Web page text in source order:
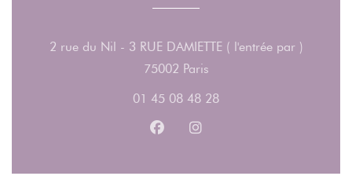
2 rue du Nil - 3 RUE DAMIETTE ( l'entrée par )
75002 Paris((ανοίγει σε νέο παράθυρο))
01 45 08 48 28
Facebook ((ανοίγει σε νέο
Instagram ((ανοίγει σε